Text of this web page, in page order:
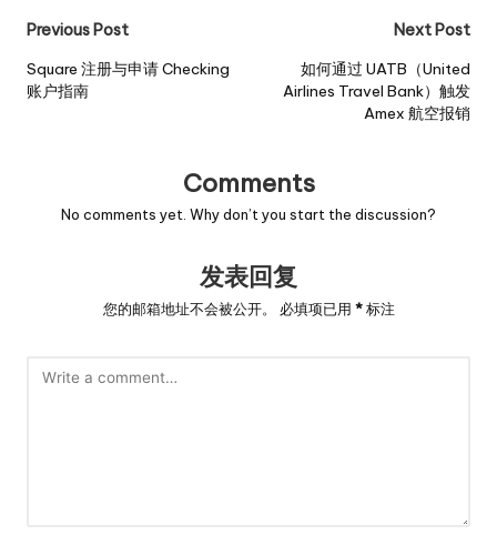
Post
navigation
Previous Post
Square 注册与申请 Checking
账户指南
Next Post
如何通过 UATB（United
Airlines Travel Bank）触发
Amex 航空报销
Comments
No comments yet. Why don’t you start the discussion?
发表回复
您的邮箱地址不会被公开。 必填项已用 *标注